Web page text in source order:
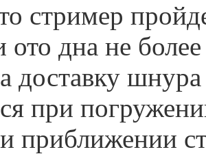
стример
ото дна не
доставку
при
приближении